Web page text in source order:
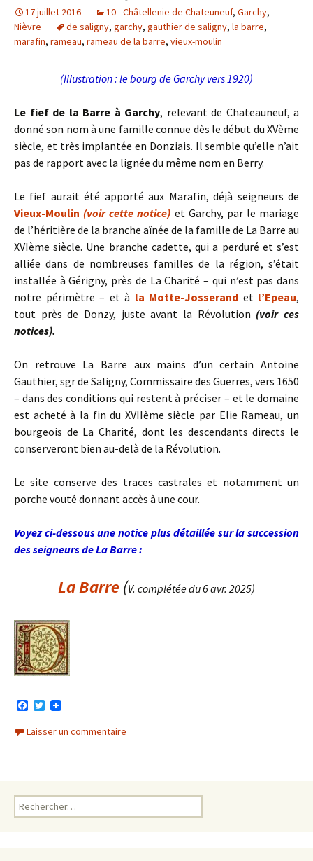
17 juillet 2016 10 - Châtellenie de Chateuneuf, Garchy,
Nièvre
de saligny, garchy, gauthier de saligny, la barre,
marafin, rameau, rameau de la barre, vieux-moulin
(Illustration : le bourg de Garchy vers 1920)
Le fief de la Barre à Garchy, relevant de Chateauneuf, a
donné son nom à une famille connue dès le début du XVème
siècle, et très implantée en Donziais. Il semble qu’elle n’ait
pas de rapport avec la lignée du même nom en Berry.
Le fief aurait été apporté aux Marafin, déjà seigneurs de
Vieux-Moulin (voir cette notice) et Garchy, par le mariage
de l’héritière de la branche aînée de la famille de La Barre au
XVIème siècle. Une branche cadette, qui a perduré et s’est
alliée dans de nombreuses familles de la région, s’était
installée à Gérigny, près de La Charité – qui n’est pas dans
notre périmètre – et à la Motte-Josserand et l’Epeau,
tout près de Donzy, juste avant la Révolution (voir ces
notices).
On retrouve La Barre aux mains d’un certain Antoine
Gauthier, sgr de Saligny, Commissaire des Guerres, vers 1650
– dans des conditions qui restent à préciser – et le domaine
est acheté à la fin du XVIIème siècle par Elie Rameau, un
bourgeois de La Charité, dont les descendants directs le
conserveront bien au-delà de la Révolution.
Le site conserve des traces castrales et notamment un
porche vouté donnant accès à une cour.
Voyez ci-dessous une notice plus détaillée sur la succession
des seigneurs de La Barre :
LaBarre(V. complétée du 6 avr. 2025)
c
e
T
i
t
Laisser un commentaire
Rechercher :